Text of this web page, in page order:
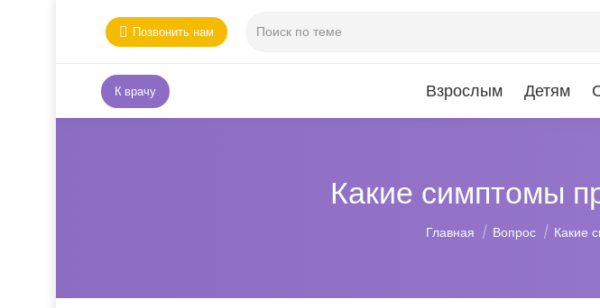
Позвонить нам
Взрослым Детям
К врачу
Какие симптомы
Вы здесь:
Главная Вопрос Какие